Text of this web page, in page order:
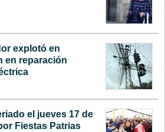
explotó en
en reparación
el jueves 17 de
Fiestas Patrias